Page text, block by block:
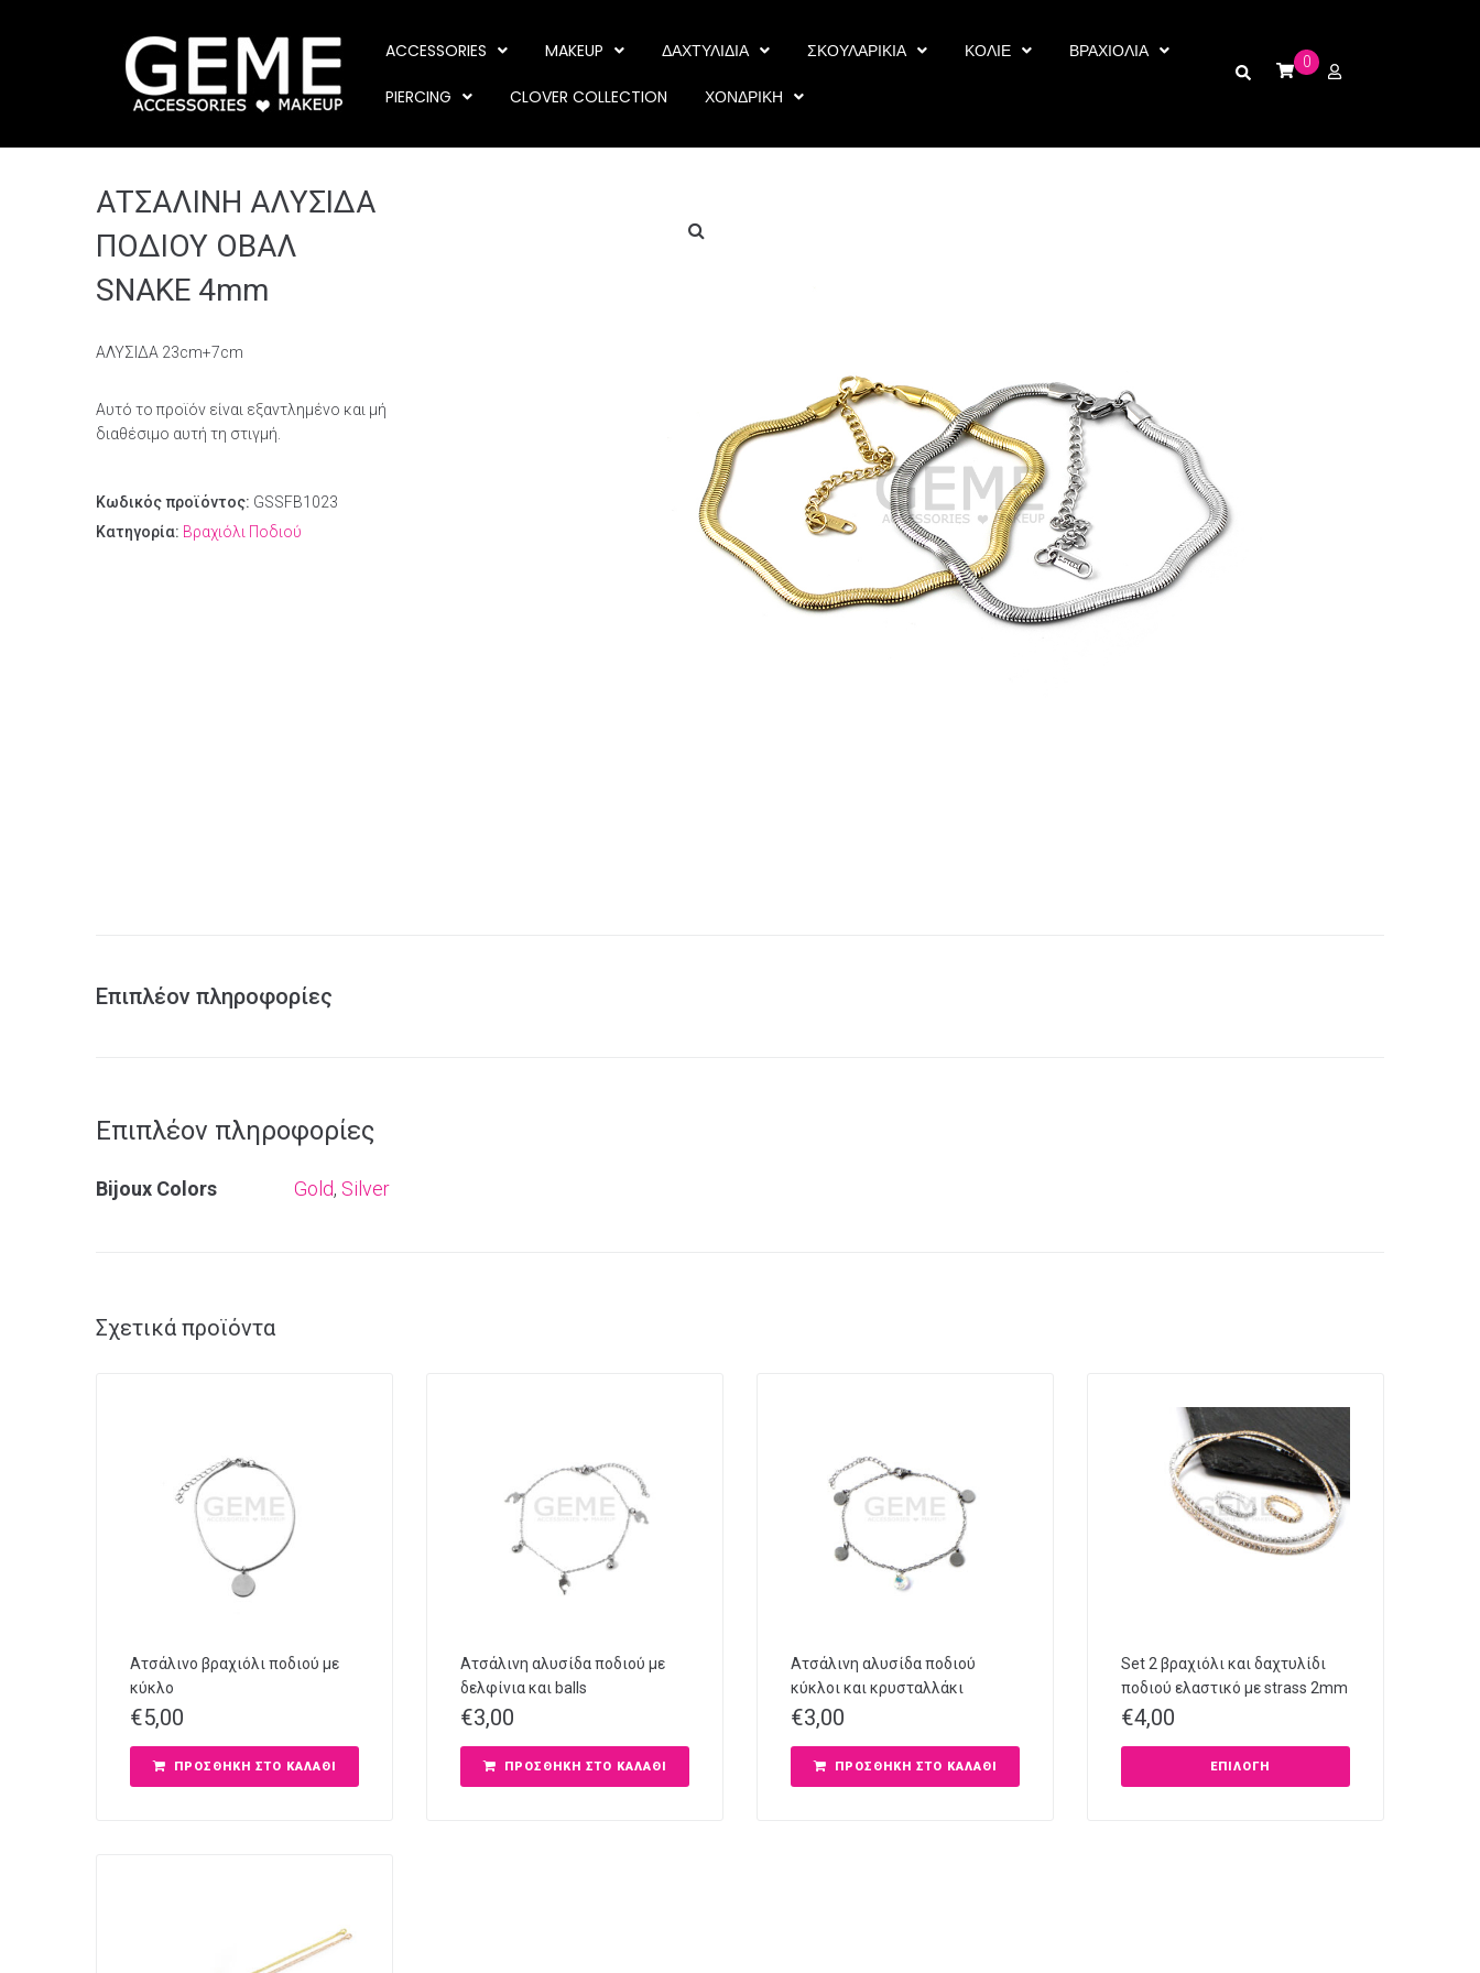
ACCESSORIES MAKEUP ΔΑΧΤΥΛΙΔΙΑ ΣΚΟΥΛΑΡΙΚΙΑ ΚΟΛΙΕ ΒΡΑΧΙΟΛΙΑ
PIERCING CLOVER COLLECTION ΧΟΝΔΡΙΚΗ
0
ΑΤΣΑΛΙΝΗ ΑΛΥΣΙΔΑ
ΠΟΔΙΟΥ ΟΒΑΛ
SNAKE 4mm
ΑΛΥΣΙΔΑ 23cm+7cm
Αυτό το προϊόν είναι εξαντλημένο και μή
διαθέσιμο αυτή τη στιγμή.
Κωδικός προϊόντος: GSSFB1023
Κατηγορία: Βραχιόλι Ποδιού
Επιπλέον πληροφορίες
Επιπλέον πληροφορίες
Bijoux Colors Gold, Silver
Σχετικά προϊόντα
Ατσάλινο βραχιόλι ποδιού με
κύκλο
€5,00
ΠΡΟΣΘΉΚΗ ΣΤΟ ΚΑΛΆΘΙ
Ατσάλινη αλυσίδα ποδιού με
δελφίνια και balls
€3,00
ΠΡΟΣΘΉΚΗ ΣΤΟ ΚΑΛΆΘΙ
Ατσάλινη αλυσίδα ποδιού
κύκλοι και κρυσταλλάκι
€3,00
ΠΡΟΣΘΉΚΗ ΣΤΟ ΚΑΛΆΘΙ
Set 2 βραχιόλι και δαχτυλίδι
ποδιού ελαστικό με strass 2mm
€4,00
ΕΠΙΛΟΓΉ